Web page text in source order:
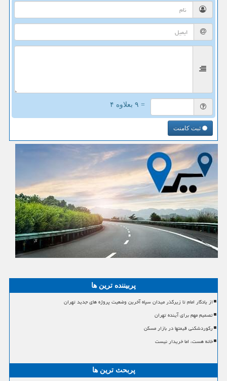
= ۹ بعلاوه ۴
ثبت کامنت
پربیننده ترین ها
از یادگار امام تا زیرگذر میدان سپاه آخرین وضعیت پروژه های جدید تهران
تصمیم مهم برای آینده تهران
رکوردشکنی قیمتها در بازار مسکن
خانه هست، اما خریدار نیست
پربحث ترین ها